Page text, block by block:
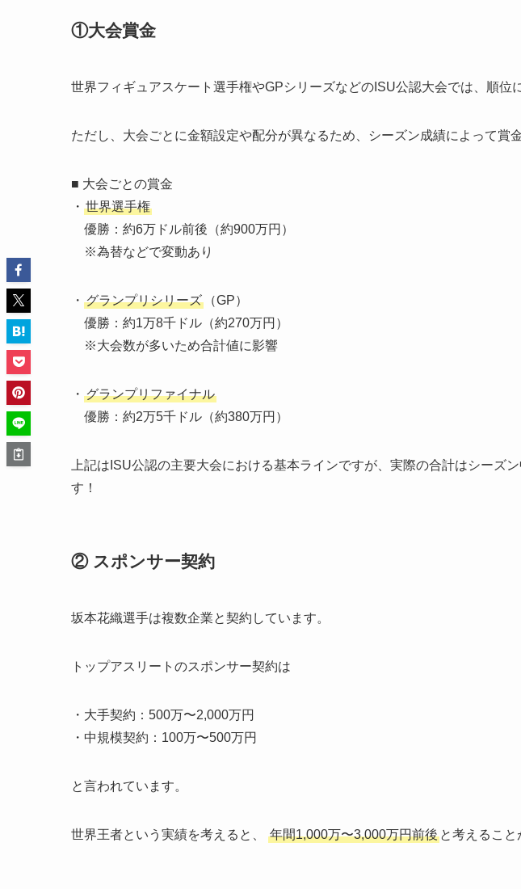
①大会賞金
世界フィギュアスケート選手権やGPシリーズなどのISU公認大会では、順位
ただし、大会ごとに金額設定や配分が異なるため、シーズン成績によって賞
■ 大会ごとの賞金
・ 世界選手権
優勝：約6万ドル前後（約900万円）
※為替などで変動あり
・ グランプリシリーズ
（GP）
優勝：約1万8千ドル（約270万円）
※大会数が多いため合計値に影響
・ グランプリファイナル
優勝：約2万5千ドル（約380万円）
上記はISU公認の主要大会における基本ラインですが、実際の合計はシーズ
す！
② スポンサー契約
坂本花織選手は複数企業と契約しています。
トップアスリートのスポンサー契約は
・大手契約：500万〜2,000万円
・中規模契約：100万〜500万円
と言われています。
世界王者という実績を考えると、 年間1,000万〜3,000万円前後 と考えること